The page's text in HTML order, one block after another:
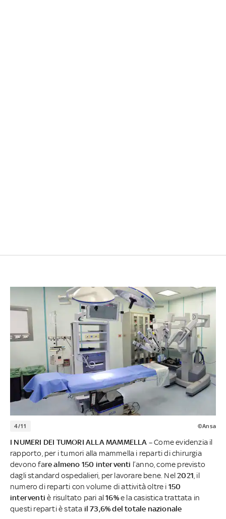
4/11 ©Ansa
I NUMERI DEI TUMORI ALLA MAMMELLA –Come evidenzia il
rapporto, per i tumori alla mammella i reparti di chirurgia
devono fare almeno 150 interventi l’anno, come previsto
dagli standard ospedalieri, per lavorare bene. Nel2021 , il
numero di reparti con volume di attività oltre i 150
interventi è risultato pari al16%e la casistica trattata in
questi reparti è stata il 73,6% del totale nazionale